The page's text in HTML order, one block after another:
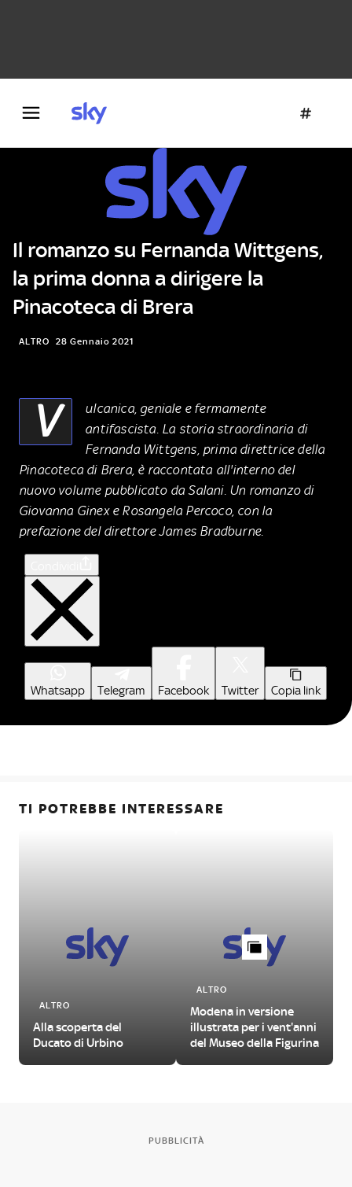
Il romanzo su Fernanda Wittgens,
la prima donna a dirigere la
Pinacoteca di Brera
ALTRO 28 Gennaio 2021
V
ulcanica, geniale e fermamente
antifascista. La storia straordinaria di
Fernanda Wittgens, prima direttrice della
Pinacoteca di Brera, è raccontata all'interno del
nuovo volume pubblicato da Salani. Un romanzo di
Giovanna Ginex e Rosangela Percoco, con la
prefazione del direttore James Bradburne.
Whatsapp Telegram Facebook Twitter Copia link
TI POTREBBE INTERESSARE
ALTRO
Alla scoperta del
Ducato di Urbino
ALTRO
Modena in versione
illustrata per i vent'anni
del Museo della Figurina
PUBBLICITÀ